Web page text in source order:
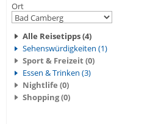
Ort
Alle Reisetipps (4)
Sehenswürdigkeiten (1)
Sport & Freizeit (0)
Essen & Trinken (3)
Nightlife (0)
Shopping (0)